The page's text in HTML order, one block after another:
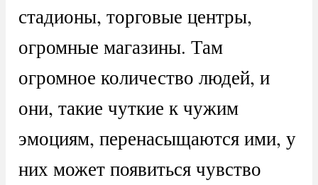
стадионы, торговые центры,
огромные магазины. Там
огромное количество людей, и
они, такие чуткие к чужим
эмоциям, перенасыщаются ими, у
них может появиться чувство